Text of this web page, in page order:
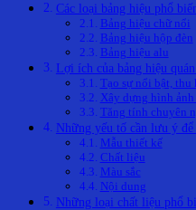
Các loại bảng hiệu phổ
Bảng hiệu chữ nổi
Bảng hiệu hộp đèn
Bảng hiệu alu
Lợi ích của bảng hiệu
Tạo sự nổi bật, thu
Xây dựng hình
Tăng tính chuyên
Những yếu tố cần lưu ý
Mẫu thiết kế
Chất liệu
Màu sắc
Nội dung
Những loại chất liệu phổ